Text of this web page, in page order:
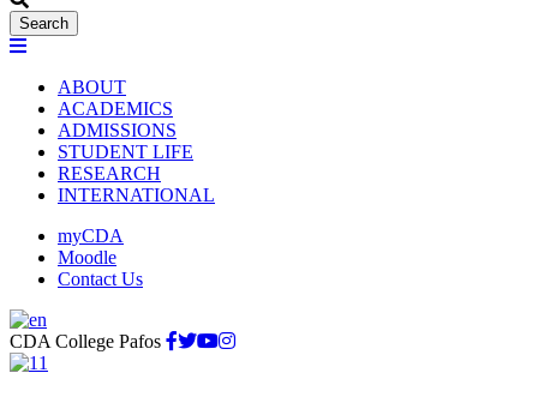
ABOUT
ACADEMICS
ADMISSIONS
STUDENT LIFE
RESEARCH
INTERNATIONAL
myCDA
Moodle
Contact Us
CDA College Pafos